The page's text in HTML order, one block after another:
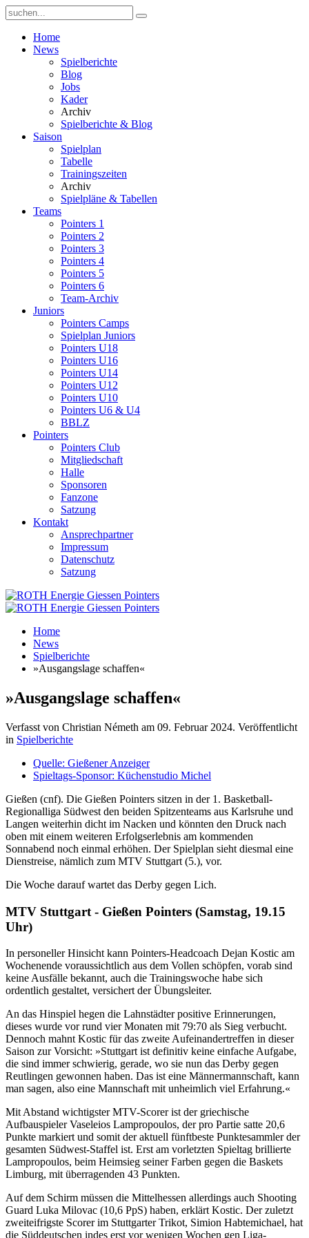
Home
News
Spielberichte
Blog
Jobs
Kader
Archiv
Spielberichte & Blog
Saison
Spielplan
Tabelle
Trainingszeiten
Archiv
Spielpläne & Tabellen
Teams
Pointers 1
Pointers 2
Pointers 3
Pointers 4
Pointers 5
Pointers 6
Team-Archiv
Juniors
Pointers Camps
Spielplan Juniors
Pointers U18
Pointers U16
Pointers U14
Pointers U12
Pointers U10
Pointers U6 & U4
BBLZ
Pointers
Pointers Club
Mitgliedschaft
Halle
Sponsoren
Fanzone
Satzung
Kontakt
Ansprechpartner
Impressum
Datenschutz
Satzung
Home
News
Spielberichte
»Ausgangslage schaffen«
»Ausgangslage schaffen«
Verfasst von Christian Németh am 09. Februar 2024. Veröffentlicht
in Spielberichte
Quelle: Gießener Anzeiger
Spieltags-Sponsor: Küchenstudio Michel
Gießen (cnf). Die Gießen Pointers sitzen in der 1. Basketball-
Regionalliga Südwest den beiden Spitzenteams aus Karlsruhe und
Langen weiterhin dicht im Nacken und könnten den Druck nach
oben mit einem weiteren Erfolgserlebnis am kommenden
Sonnabend noch einmal erhöhen. Der Spielplan sieht diesmal eine
Dienstreise, nämlich zum MTV Stuttgart (5.), vor.
Die Woche darauf wartet das Derby gegen Lich.
MTV Stuttgart - Gießen Pointers (Samstag, 19.15
Uhr)
In personeller Hinsicht kann Pointers-Headcoach Dejan Kostic am
Wochenende voraussichtlich aus dem Vollen schöpfen, vorab sind
keine Ausfälle bekannt, auch die Trainingswoche habe sich
ordentlich gestaltet, versichert der Übungsleiter.
An das Hinspiel hegen die Lahnstädter positive Erinnerungen,
dieses wurde vor rund vier Monaten mit 79:70 als Sieg verbucht.
Dennoch mahnt Kostic für das zweite Aufeinandertreffen in dieser
Saison zur Vorsicht: »Stuttgart ist definitiv keine einfache Aufgabe,
die sind immer schwierig, gerade, wo sie nun das Derby gegen
Reutlingen gewonnen haben. Das ist eine Männermannschaft, kann
man sagen, also eine Mannschaft mit unheimlich viel Erfahrung.«
Mit Abstand wichtigster MTV-Scorer ist der griechische
Aufbauspieler Vaseleios Lampropoulos, der pro Partie satte 20,6
Punkte markiert und somit der aktuell fünftbeste Punktesammler der
gesamten Südwest-Staffel ist. Erst am vorletzten Spieltag brillierte
Lampropoulos, beim Heimsieg seiner Farben gegen die Baskets
Limburg, mit überragenden 43 Punkten.
Auf dem Schirm müssen die Mittelhessen allerdings auch Shooting
Guard Luka Milovac (10,6 PpS) haben, erklärt Kostic. Der zuletzt
zweiteifrigste Scorer im Stuttgarter Trikot, Simion Habtemichael, hat
die Süddeutschen indes erst vor wenigen Wochen gen Liga-